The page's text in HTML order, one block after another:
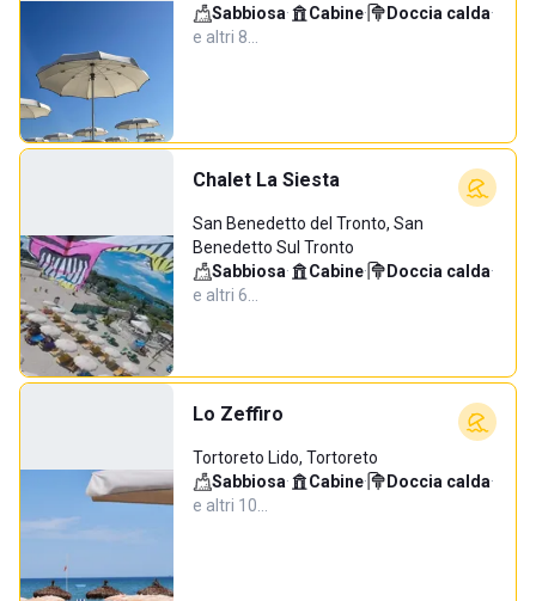
Sabbiosa· Cabine· Doccia calda·
e altri 8…
Chalet La Siesta
San Benedetto del Tronto, San
Benedetto Sul Tronto
Sabbiosa· Cabine· Doccia calda·
e altri 6…
Lo Zeffiro
Tortoreto Lido, Tortoreto
Sabbiosa· Cabine· Doccia calda·
e altri 10…